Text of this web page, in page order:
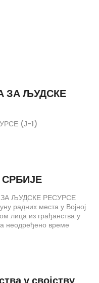
ЗА ЉУДСКЕ
(Ј-1)
ЉУДСКЕ РЕСУРСЕ
места у Војној
лица из грађанства у
неодређено време
непокретности,
ОАС240 – 1
5) вође
ССС – 2
за возила